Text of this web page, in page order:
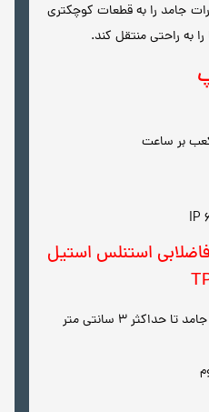
جامد را به قطعات کوچکتری
به راحتی منتقل کند.
استنلس استیل
3 سانتی متر